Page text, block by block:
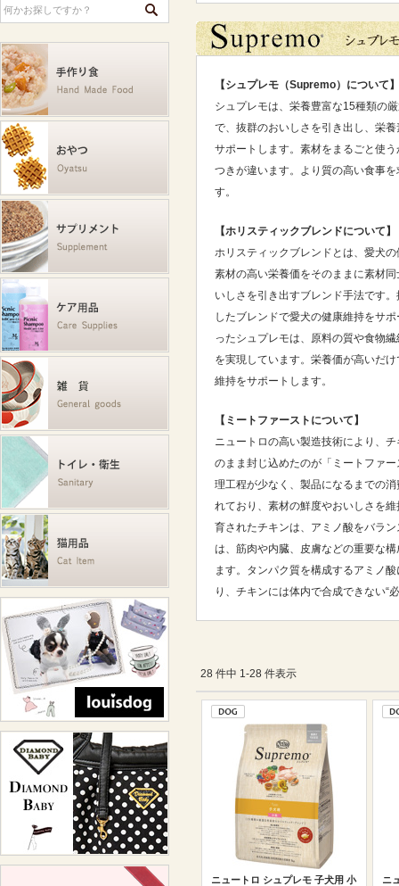
【シュプレモ（Supremo）について】
シュプレモは、栄養豊富な15種類の
で、抜群のおいしさを引き出し、栄
サポートします。素材をまるごと使
つきが違います。より質の高い食事
す。
【ホリスティックブレンドについて】
ホリスティックブレンドとは、愛犬
素材の高い栄養価をそのままに素材
いしさを引き出すブレンド手法です
したブレンドで愛犬の健康維持をサ
ったシュプレモは、原料の質や食物
を実現しています。栄養価が高いだ
維持をサポートします。
【ミートファーストについて】
ニュートロの高い製造技術により、
のまま封じ込めたのが「ミートファ
理工程が少なく、製品になるまでの
れており、素材の鮮度やおいしさを
育されたチキンは、アミノ酸をバラ
は、筋肉や内臓、皮膚などの重要な
ます。タンパク質を構成するアミノ
り、チキンには体内で合成できない“
28 件中 1-28 件表示
ニュートロ シュプレモ 子犬用 小 ニ